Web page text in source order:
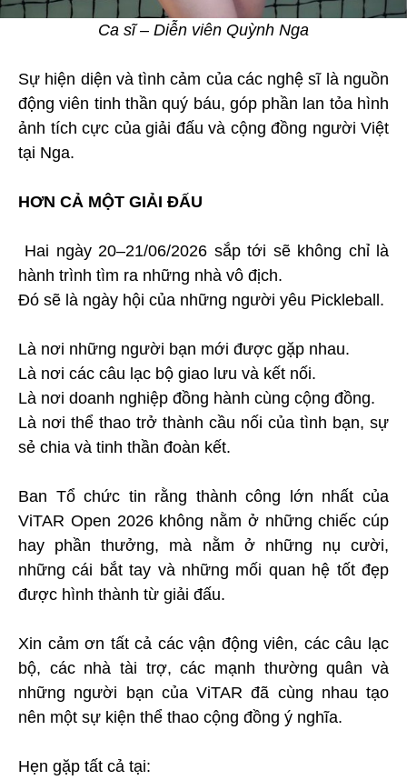
Ca sĩ – Diễn viên Quỳnh Nga
Sự hiện diện và tình cảm của các nghệ sĩ là nguồn
động viên tinh thần quý báu, góp phần lan tỏa hình
ảnh tích cực của giải đấu và cộng đồng người Việt
tại Nga.
HƠN CẢ MỘT GIẢI ĐẤU
Hai ngày 20–21/06/2026 sắp tới sẽ không chỉ là
hành trình tìm ra những nhà vô địch.
Đó sẽ là ngày hội của những người yêu Pickleball.
Là nơi những người bạn mới được gặp nhau.
Là nơi các câu lạc bộ giao lưu và kết nối.
Là nơi doanh nghiệp đồng hành cùng cộng đồng.
Là nơi thể thao trở thành cầu nối của tình bạn, sự
sẻ chia và tinh thần đoàn kết.
Ban Tổ chức tin rằng thành công lớn nhất của
ViTAR Open 2026 không nằm ở những chiếc cúp
hay phần thưởng, mà nằm ở những nụ cười,
những cái bắt tay và những mối quan hệ tốt đẹp
được hình thành từ giải đấu.
Xin cảm ơn tất cả các vận động viên, các câu lạc
bộ, các nhà tài trợ, các mạnh thường quân và
những người bạn của ViTAR đã cùng nhau tạo
nên một sự kiện thể thao cộng đồng ý nghĩa.
Hẹn gặp tất cả tại: